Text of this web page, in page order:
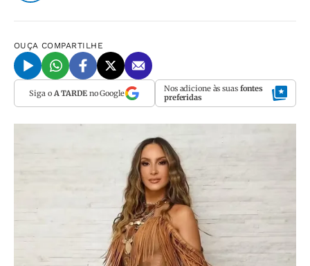
OUÇA COMPARTILHE
Siga o A TARDEno Google Nos adicione às suas fontes
preferidas